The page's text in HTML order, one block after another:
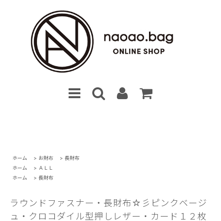
ホーム > お財布 > 長財布
ホーム
> ＡＬＬ
ホーム
> 長財布
ラウンドファスナー・長財布☆彡ピンクベージ
ュ・クロコダイル型押しレザー・カード１２枚